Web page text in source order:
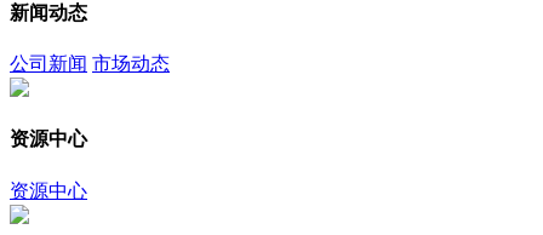
新闻动态
公司新闻 市场动态
资源中心
资源中心